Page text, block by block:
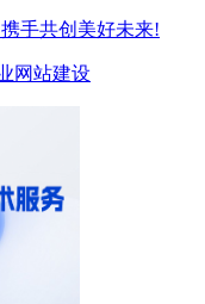
手共创美好未来!
网站建设